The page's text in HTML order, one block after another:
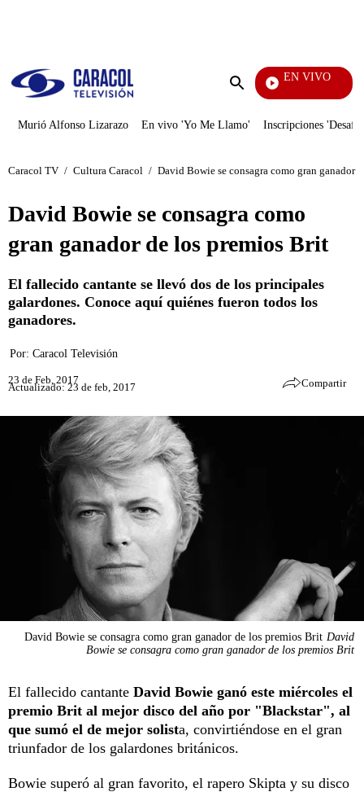
Enviar
EN VIVO
Rafael Orozco
Murió Alfonso Lizarazo En vivo 'Yo Me Llamo' Inscripciones
Caracol TV / Cultura Caracol / David Bowie se consagra como gran ganador
David Bowie se consagra como
gran ganador de los premios Brit
El fallecido cantante se llevó dos de los principales
galardones. Conoce aquí quiénes fueron todos los
ganadores.
Por: Caracol Televisión
23 de Feb, 2017
Actualizado: 23 de feb, 2017 Compartir
David Bowie se consagra como gran ganador de los premios Brit David
Bowie se consagra como gran ganador de los premios Brit
El fallecido cantante David Bowie ganó este miércoles el
premio Brit al mejor disco del año por "Blackstar", al
que sumó el de mejor solista, convirtiéndose en el gran
triunfador de los galardones británicos.
Bowie superó al gran favorito, el rapero Skipta y su disco